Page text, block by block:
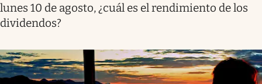
lunes 10 de agosto, ¿cuál es el rendimiento de los
dividendos?